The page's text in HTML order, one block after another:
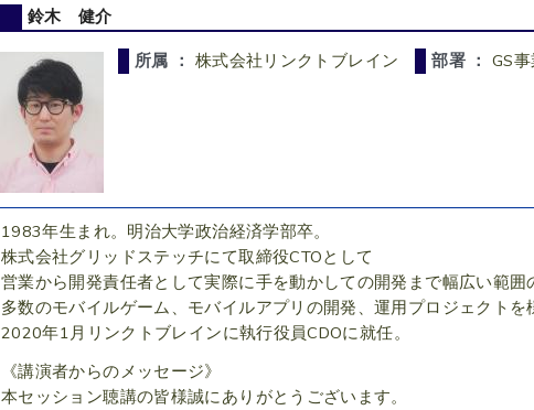
鈴木 健介
所属 ： 株式会社リンクトブレイン 部署 ：GS
1983年生まれ。明治大学政治経済学部卒。
株式会社グリッドステッチにて取締役CTOとして
営業から開発責任者として実際に手を動かしての開発まで幅広い範囲
多数のモバイルゲーム、モバイルアプリの開発、運用プロジェクトを
2020年1月リンクトブレインに執行役員CDOに就任。
《講演者からのメッセージ》
本セッション聴講の皆様誠にありがとうございます。